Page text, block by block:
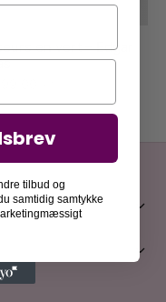
en vert – Edgar
tilbud og
samtidig samtykke